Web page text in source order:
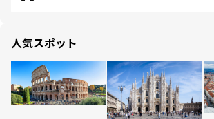
人気スポット